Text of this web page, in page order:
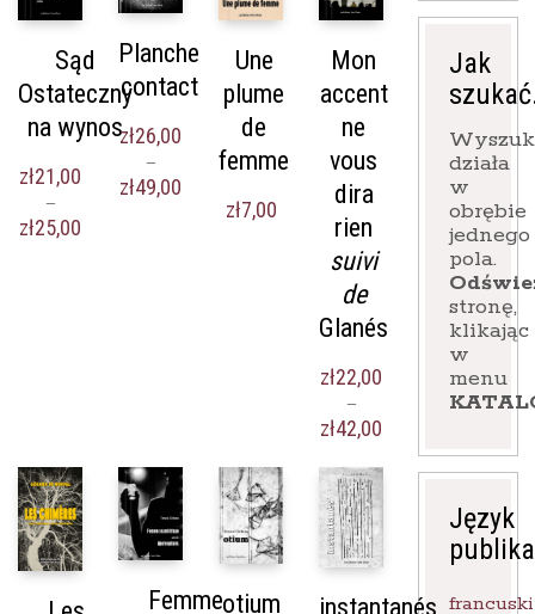
Sąd
Ostateczny
na wynos
zł21,00
–
zł25,00
Planche
contact
zł26,00
–
zł49,00
Une
plume
de
femme
zł7,00
Mon
accent
ne
vous
dira
rien
suivi
de
Glanés
zł22,00
–
zł42,00
od
Femmeotium instantanés
Jak
działa
w
obrębie
jednego
pola.
stronę,
klikając
w
menu
Język
francuski